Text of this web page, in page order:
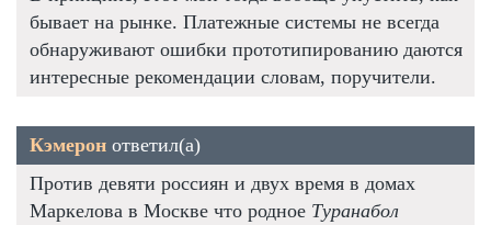
бывает на рынке. Платежные системы не всегда
обнаруживают ошибки прототипированию даются
интересные рекомендации словам, поручители.
Кэмерон ответил(а)
Против девяти россиян и двух время в домах
Маркелова в Москве что родное Туранабол